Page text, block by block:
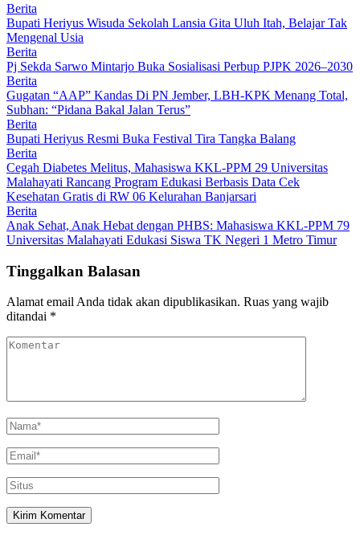
Berita
Bupati Heriyus Wisuda Sekolah Lansia Gita Uluh Itah, Belajar Tak
Mengenal Usia
Berita
Pj Sekda Sarwo Mintarjo Buka Sosialisasi Perbup PJPK 2026–2030
Berita
Gugatan “AAP” Kandas Di PN Jember, LBH-KPK Menang Total,
Subhan: “Pidana Bakal Jalan Terus”
Berita
Bupati Heriyus Resmi Buka Festival Tira Tangka Balang
Berita
Cegah Diabetes Melitus, Mahasiswa KKL-PPM 29 Universitas
Malahayati Rancang Program Edukasi Berbasis Data Cek
Kesehatan Gratis di RW 06 Kelurahan Banjarsari
Berita
Anak Sehat, Anak Hebat dengan PHBS: Mahasiswa KKL-PPM 79
Universitas Malahayati Edukasi Siswa TK Negeri 1 Metro Timur
Tinggalkan Balasan
Alamat email Anda tidak akan dipublikasikan. Ruas yang wajib
ditandai *